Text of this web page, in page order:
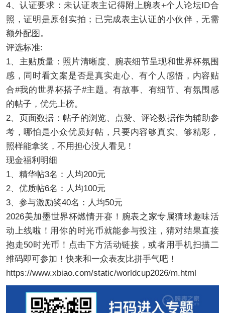
4、认证要求：未认证表主记得附上腕表+个人论坛ID合
照，证明是原创实拍；已完成表主认证的小伙伴，无需
额外配图。
评选标准:
1、主贴质量：照片清晰度、腕表细节呈现和世界杯氛围
感，同时看文案是否是真实走心、有个人感悟，内容贴
合#我的世界杯搭子#主题。有故事、有细节、有氛围感
的帖子，优先上榜。
2、页面数据：帖子的浏览、点赞、评论数据作为辅助参
考，哪怕是小众优质好帖，只要内容够真实、够精彩，
照样能拿奖，不用担心没人看见！
现金福利明细
1、精华帖3名：人均200元
2、优质帖6名：人均100元
3、参与激励奖40名：人均50元
2026美加墨世界杯燃情开赛！腕表之家专属猜球趣味活
动上线啦！用你的时光币就能参与投注，猜对结果直接
抱走50时光币！点击下方活动链接，或者用手机扫描二
维码即可参加！快来和一众表友比拼手气吧！
https://www.xbiao.com/static/worldcup2026/m.html